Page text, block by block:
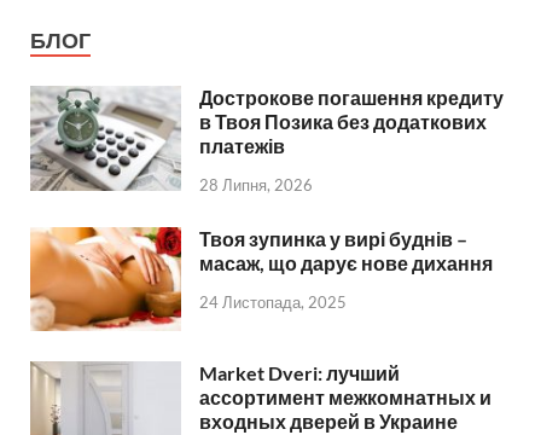
БЛОГ
Дострокове погашення кредиту
в Твоя Позика без додаткових
платежів
28 Липня, 2026
Твоя зупинка у вирі буднів –
масаж, що дарує нове дихання
24 Листопада, 2025
Market Dveri: лучший
ассортимент межкомнатных и
входных дверей в Украине